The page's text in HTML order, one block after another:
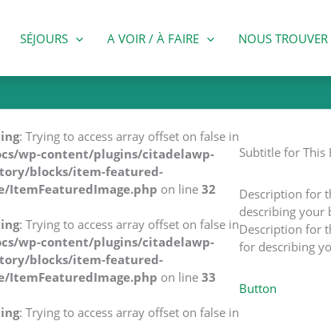
SÉJOURS A VOIR / À FAIRE NOUS TROUVER
: Trying to access array offset on false in
wp-content/plugins/citadelawp-
blocks/item-featured-
ItemFeaturedImage.php on line 32
: Trying to access array offset on false in
wp-content/plugins/citadelawp-
blocks/item-featured-
ItemFeaturedImage.php on line 33
: Trying to access array offset on false in
Subtitle for This
Description for
describing your
Description for
for describing
Button